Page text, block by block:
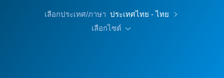
เลือกประเทศ/ภาษา ประเทศไทย - ไทย
เลือกไซต์